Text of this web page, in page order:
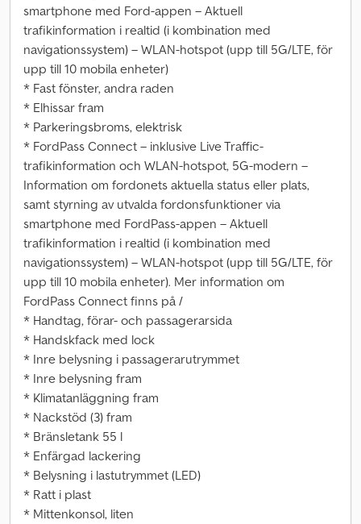
smartphone med Ford-appen – Aktuell
trafikinformation i realtid (i kombination med
navigationssystem) – WLAN-hotspot (upp till 5G/LTE, för
upp till 10 mobila enheter)
* Fast fönster, andra raden
* Elhissar fram
* Parkeringsbroms, elektrisk
* FordPass Connect – inklusive Live Traffic-
trafikinformation och WLAN-hotspot, 5G-modern –
Information om fordonets aktuella status eller plats,
samt styrning av utvalda fordonsfunktioner via
smartphone med FordPass-appen – Aktuell
trafikinformation i realtid (i kombination med
navigationssystem) – WLAN-hotspot (upp till 5G/LTE, för
upp till 10 mobila enheter). Mer information om
FordPass Connect finns på /
* Handtag, förar- och passagerarsida
* Handskfack med lock
* Inre belysning i passagerarutrymmet
* Inre belysning fram
* Klimatanläggning fram
* Nackstöd (3) fram
* Bränsletank 55 l
* Enfärgad lackering
* Belysning i lastutrymmet (LED)
* Ratt i plast
* Mittenkonsol, liten